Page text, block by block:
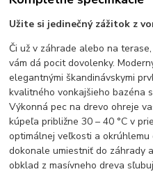
Užite si jedinečný zážitok z
Či už v záhrade alebo na
vám dá pocit dovolenky.
elegantnými škandinávskymi
kvalitného vonkajšieho bazéna
Výkonná pec na drevo ohreje
kúpeľa približne 30 – 40 °C v
optimálnej veľkosti a okrúhlemu
dokonale umiestniť do záhrady
obklad z masívneho dreva